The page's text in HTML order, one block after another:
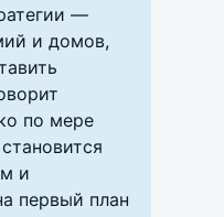
—
и домов,
по мере
и
первый план